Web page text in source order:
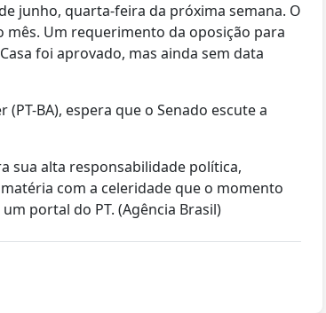
junho, quarta-feira da próxima semana. O
Um requerimento da oposição para
foi aprovado, mas ainda sem data
BA), espera que o Senado escute a
sua alta responsabilidade política,
com a celeridade que o momento
portal do PT. (Agência Brasil)